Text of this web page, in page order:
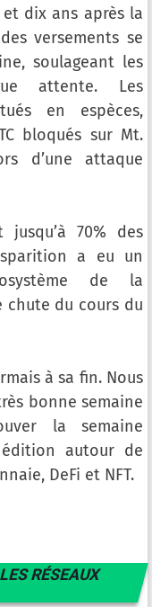
dix ans après la
versements se
soulageant les
attente. Les
en espèces,
bloqués sur Mt.
d’une attaque
70% des
a eu un
de la
du cours du
à sa fin. Nous
bonne semaine
la semaine
autour de
DeFi et NFT.
RÉSEAUX